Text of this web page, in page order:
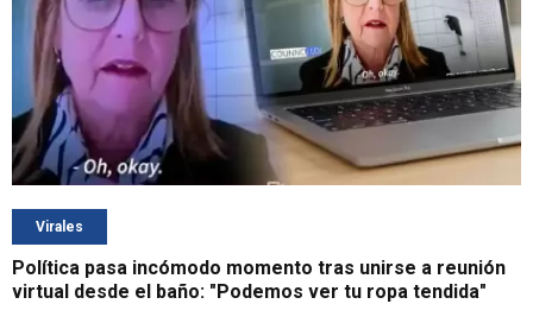
Virales
Política pasa incómodo momento tras unirse a reunión
virtual desde el baño: "Podemos ver tu ropa tendida"